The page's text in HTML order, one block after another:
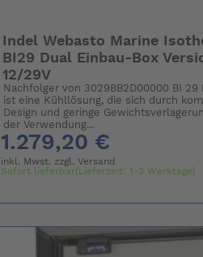
Indel Webasto Marine
BI29 Dual Einbau-Box
12/29V
Nachfolger von 3029BB2D00000 BI 29
ist eine Kühllösung, die sich durch
Design und geringe
der Verwendung...
1.279,20 €
inkl. Mwst. zzgl.Versand
Sofort lieferbar(Lieferzeit: 1-3 Werktage)